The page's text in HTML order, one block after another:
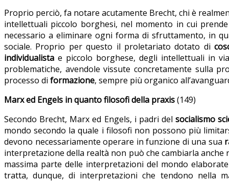
Proprio perciò, fa notare acutamente Brecht, chi è
intellettuali piccolo borghesi, nel momento in cui
necessario a eliminare ogni forma di sfruttamento, in
sociale. Proprio per questo il proletariato dotato di
individualista e piccolo borghese, degli intellettuali in
problematiche, avendole vissute concretamente sulla
processo di formazione, sempre più organico
Marx ed Engels in quanto filosofi della praxis(149)
Secondo Brecht, Marx ed Engels, i padri delsocialismo
mondo secondo la quale i filosofi non possono più
devono necessariamente operare in funzione di una sua
interpretazione della realtà non può che cambiarla
massima parte delle interpretazioni del mondo
tratta, dunque, di interpretazioni che tendono nella